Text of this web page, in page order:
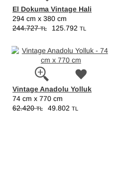
El Dokuma Vintage Hali
294 cm x 380 cm
244.727TL 125.792 TL
Vintage Anadolu Yolluk
74 cm x 770 cm
62.420TL 49.802 TL